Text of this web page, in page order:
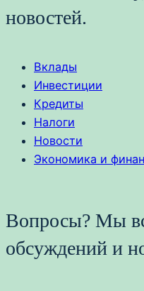
новостей.
Вклады
Инвестиции
Кредиты
Налоги
Новости
Экономика и
Вопросы? Мы
обсуждений и